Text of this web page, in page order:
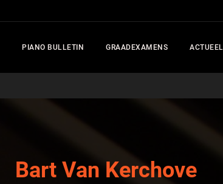
PIANO BULLETIN GRAADEXAMENS ACTUEEL
Bart Van Kerchove